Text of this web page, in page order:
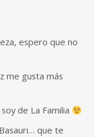
espero que no
me gusta más
de La Familia
que te